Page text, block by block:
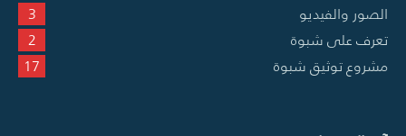
الصور والفيديو
3
تعرف على شبوة
2
مشروع توثيق شبوة
17